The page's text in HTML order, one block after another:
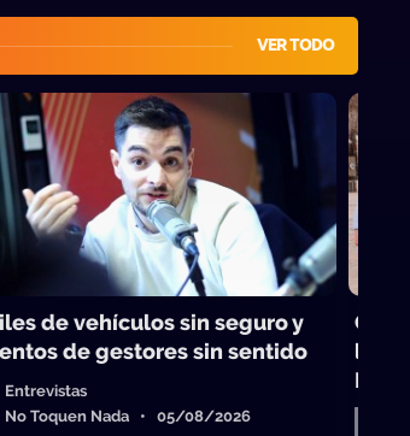
VER TODO
de vehículos sin seguro y
de gestores sin sentido
Entrevistas
No Toquen Nada • 05/08/2026